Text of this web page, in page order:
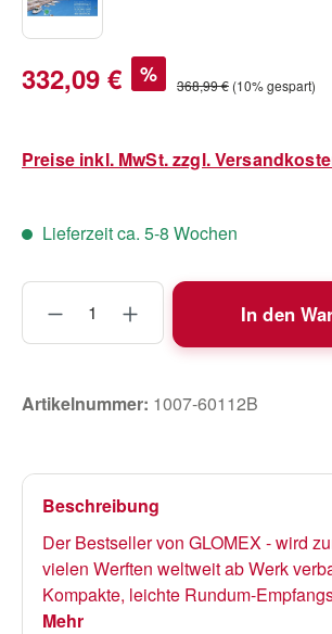
Verkaufspreis:
332,09 € % Regulärer Preis:
368,99 € (10% gespart)
Preise inkl. MwSt. zzgl.
Lieferzeit ca. 5-8 Wochen
Produkt Anzahl: Gib den
In den
Artikelnummer: 1007-60112B
Beschreibung
Der Bestseller von GLOMEX - wird
vielen Werften weltweit ab Werk
Kompakte, leichte Rundum-
Mehr